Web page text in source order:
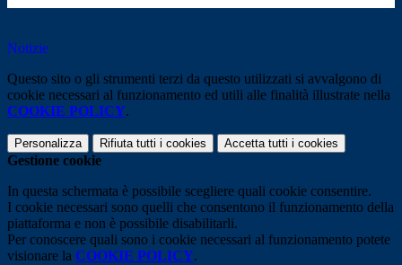
Notizie
Questo sito o gli strumenti terzi da questo utilizzati si avvalgono di
cookie necessari al funzionamento ed utili alle finalità illustrate nella
COOKIE POLICY.
Personalizza Rifiuta tutti i cookies Accetta tutti i cookies
Gestione cookie
In questa schermata è possibile scegliere quali cookie consentire.
I cookie necessari sono quelli che consentono il funzionamento della
piattaforma e non è possibile disabilitarli.
Per conoscere quali sono i cookie necessari al funzionamento potete
visionare la COOKIE POLICY.